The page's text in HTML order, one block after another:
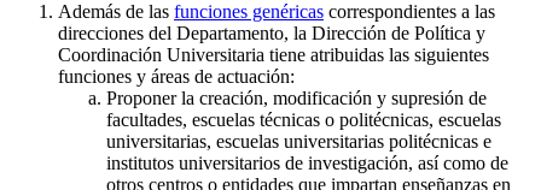
Además de las funciones genéricas correspondientes a las
direcciones del Departamento, la Dirección de Política y
Coordinación Universitaria tiene atribuidas las siguientes
funciones y áreas de actuación:
Proponer la creación, modificación y supresión de
facultades, escuelas técnicas o politécnicas, escuelas
universitarias, escuelas universitarias politécnicas e
institutos universitarios de investigación, así como de
otros centros o entidades que impartan enseñanzas en